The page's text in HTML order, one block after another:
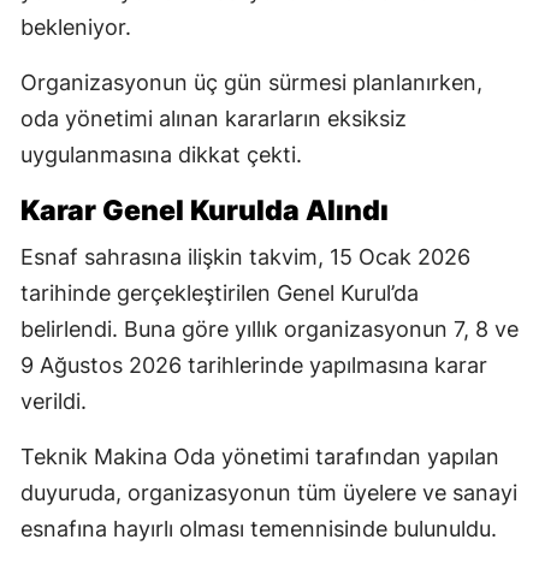
bekleniyor.
Organizasyonun üç gün sürmesi planlanırken,
oda yönetimi alınan kararların eksiksiz
uygulanmasına dikkat çekti.
Karar Genel Kurulda Alındı
Esnaf sahrasına ilişkin takvim, 15 Ocak 2026
tarihinde gerçekleştirilen Genel Kurul’da
belirlendi. Buna göre yıllık organizasyonun 7, 8 ve
9 Ağustos 2026 tarihlerinde yapılmasına karar
verildi.
Teknik Makina Oda yönetimi tarafından yapılan
duyuruda, organizasyonun tüm üyelere ve sanayi
esnafına hayırlı olması temennisinde bulunuldu.